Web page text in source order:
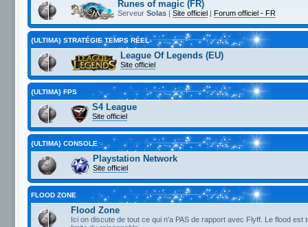
Runes of magic (FR)
Serveur Solas | Site officiel | Forum officiel - FR
{ULTIMA} STRATÉGIE TEMPS RÉEL
League Of Legends (EU)
Site officiel
{ULTIMA} FPS
S4 League
Site officiel
{ULTIMA} CONSOLE
Playstation Network
Site officiel
FLOOD ZONE
Flood Zone
Ici on discute de tout ce qui n'a PAS de rapport avec Flyff. Le flood est